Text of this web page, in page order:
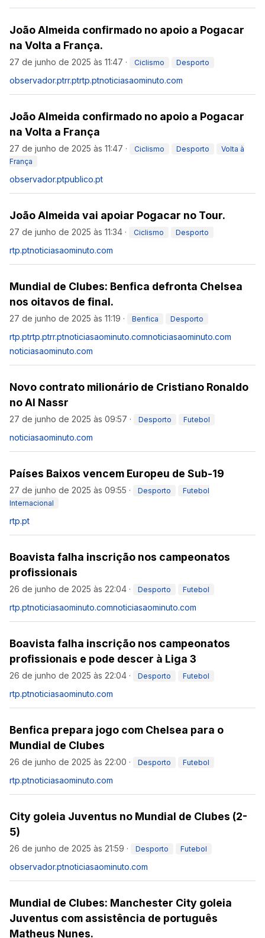
João Almeida confirmado no apoio a Pogacar
na Volta a França.
27 de junho de 2025 às 11:47 · Ciclismo Desporto
observador.ptrr.ptrtp.ptnoticiasaominuto.com
João Almeida confirmado no apoio a Pogacar
na Volta a França
27 de junho de 2025 às 11:47 · Ciclismo Desporto
Volta à
França
observador.ptpublico.pt
João Almeida vai apoiar Pogacar no Tour.
27 de junho de 2025 às 11:34 · Ciclismo Desporto
rtp.ptnoticiasaominuto.com
Mundial de Clubes: Benfica defronta Chelsea
nos oitavos de final.
27 de junho de 2025 às 11:19 · Benfica Desporto
rtp.ptrtp.ptrr.ptnoticiasaominuto.comnoticiasaominuto.com
noticiasaominuto.com
Novo contrato milionário de Cristiano Ronaldo
no Al Nassr
27 de junho de 2025 às 09:57 · Desporto Futebol
noticiasaominuto.com
Países Baixos vencem Europeu de Sub-19
27 de junho de 2025 às 09:55 · Desporto
Futebol
Internacional
rtp.pt
Boavista falha inscrição nos campeonatos
profissionais
26 de junho de 2025 às 22:04 · Desporto Futebol
rtp.ptnoticiasaominuto.comnoticiasaominuto.com
Boavista falha inscrição nos campeonatos
profissionais e pode descer à Liga 3
26 de junho de 2025 às 22:04 · Desporto Futebol
rtp.ptnoticiasaominuto.com
Benfica prepara jogo com Chelsea para o
Mundial de Clubes
26 de junho de 2025 às 22:00 · Desporto Futebol
rtp.ptnoticiasaominuto.com
City goleia Juventus no Mundial de Clubes (2-
5)
26 de junho de 2025 às 21:59 · Desporto Futebol
observador.ptnoticiasaominuto.com
Mundial de Clubes: Manchester City goleia
Juventus com assistência de português
Matheus Nunes.